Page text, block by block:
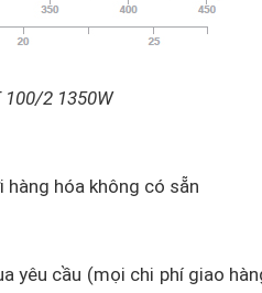
100/2 1350W
hóa không có sẵn
yêu cầu (mọi chi phí giao